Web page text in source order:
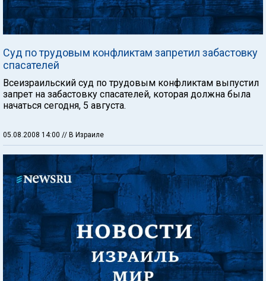
Суд по трудовым конфликтам запретил забастовку
спасателей
Всеизраильский суд по трудовым конфликтам выпустил
запрет на забастовку спасателей, которая должна была
начаться сегодня, 5 августа.
05.08.2008 14:00 // В Израиле